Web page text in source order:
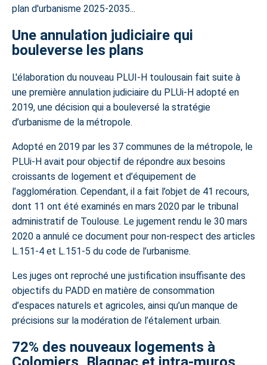
plan d'urbanisme 2025-2035...
Une annulation judiciaire qui
bouleverse les plans
L'élaboration du nouveau PLUI-H toulousain fait suite à
une première annulation judiciaire du PLUi-H adopté en
2019, une décision qui a bouleversé la stratégie
d’urbanisme de la métropole.
Adopté en 2019 par les 37 communes de la métropole, le
PLUi-H avait pour objectif de répondre aux besoins
croissants de logement et d’équipement de
l’agglomération. Cependant, il a fait l’objet de 41 recours,
dont 11 ont été examinés en mars 2020 par le tribunal
administratif de Toulouse. Le jugement rendu le 30 mars
2020 a annulé ce document pour non-respect des articles
L.151-4 et L.151-5 du code de l’urbanisme.
Les juges ont reproché une justification insuffisante des
objectifs du PADD en matière de consommation
d’espaces naturels et agricoles, ainsi qu’un manque de
précisions sur la modération de l’étalement urbain.
72% des nouveaux logements à